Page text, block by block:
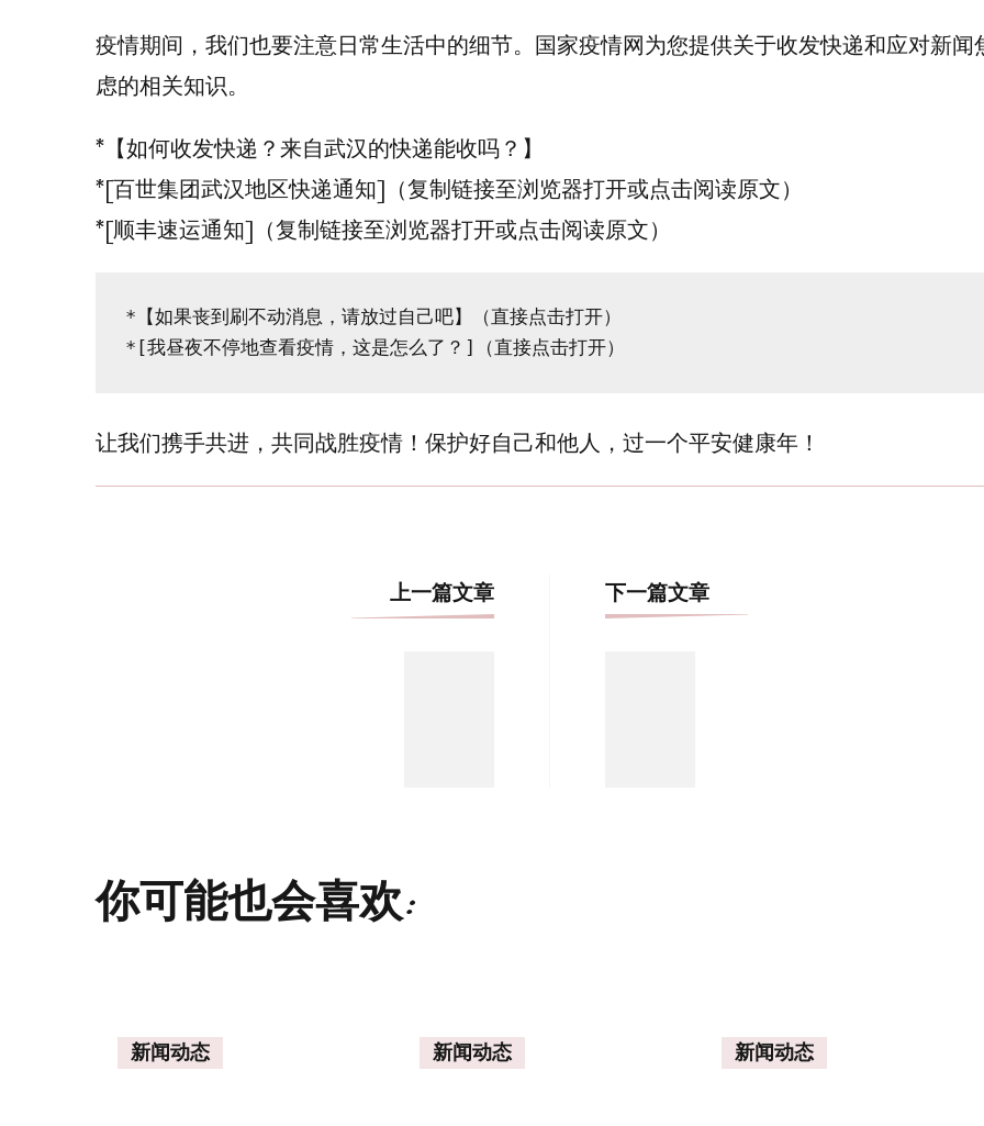
疫情期间，我们也要注意日常生活中的细节。国家疫情网为您提供关于收发快递和应对新闻
虑的相关知识。
*【如何收发快递？来自武汉的快递能收吗？】
*[百世集团武汉地区快递通知]（复制链接至浏览器打开或点击阅读原文）
*[顺丰速运通知]（复制链接至浏览器打开或点击阅读原文）
*【如果丧到刷不动消息，请放过自己吧】（直接点击打开）
让我们携手共进，共同战胜疫情！保护好自己和他人，过一个平安健康年！
上一篇文章 下一篇文章
你可能也会喜欢:
新闻动态 新闻动态 新闻动态